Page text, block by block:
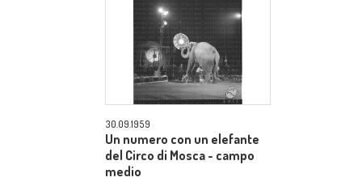
30.09.1959
Un numero con un elefante
del Circo di Mosca - campo
medio